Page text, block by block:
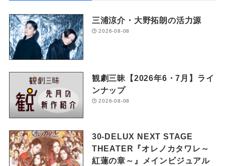
三浦涼介・大野拓朗の活力源
2026-08-08
観劇三昧【2026年6・7月】ライ
ンナップ
2026-08-08
30-DELUX NEXT STAGE
THEATER『オレノカタワレ～
紅蓮の章～』メインビジュアル